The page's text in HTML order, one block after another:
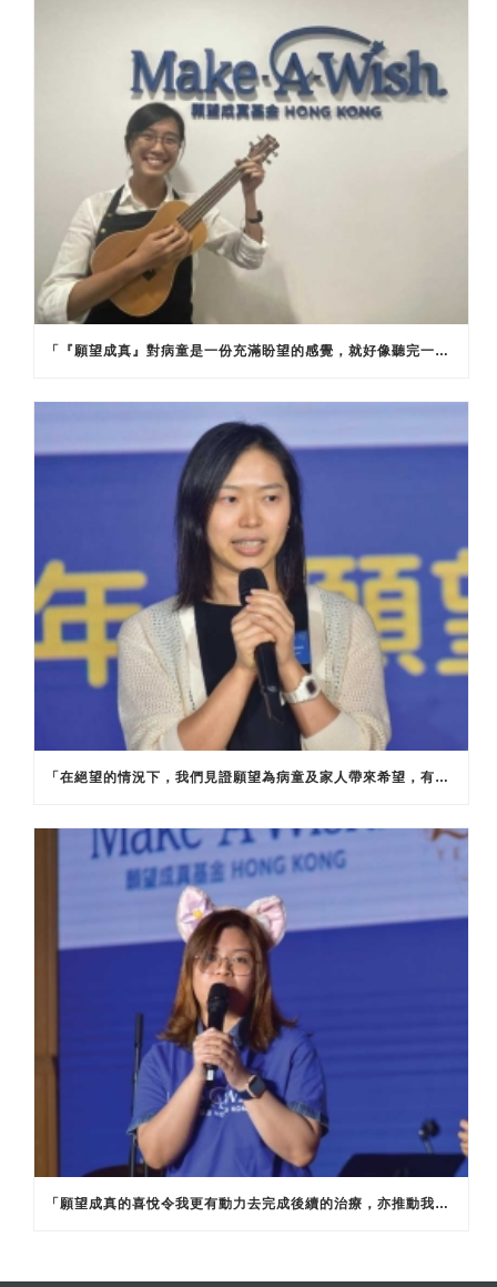
「『願望成真』對病童是一份充滿盼望的感覺，就好像聽完一首圓滿的樂曲，不禁期待著下一章的開始。」
「在絕望的情況下，我們見證願望為病童及家人帶來希望，有時候甚至可以令他們忘記痛苦。有些小朋友的病情較差，但當他們得到願望成真的機會，就馬上變得開心。這亦提供了一個機會讓他們思考之後想做的事，甚至人生目標，繼而積極面對治療。」
「願望成真的喜悅令我更有動力去完成後續的治療，亦推動我更努力學習，希望能入讀心儀的學系，實現心目中另一個願望，成為護士幫助更多病童。」